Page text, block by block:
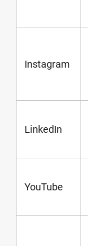
Instagram
LinkedIn
YouTube